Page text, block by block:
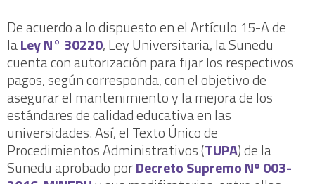
De acuerdo a lo dispuesto en el Artículo 15-A de
laLey N° 30220, Ley Universitaria, la Sunedu
cuenta con autorización para fijar los respectivos
pagos, según corresponda, con el objetivo de
asegurar el mantenimiento y la mejora de los
estándares de calidad educativa en las
universidades. Así, el Texto Único de
Procedimientos Administrativos (TUPA) de la
Sunedu aprobado porDecreto Supremo Nº 003-